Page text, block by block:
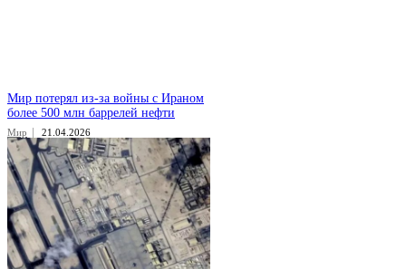
Мир потерял из-за войны с Ираном
более 500 млн баррелей нефти
Мир 21.04.2026